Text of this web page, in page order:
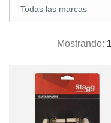
Mostrando: